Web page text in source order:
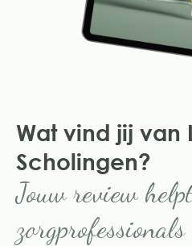
Wat vind jij van
Scholingen?
Jouw review